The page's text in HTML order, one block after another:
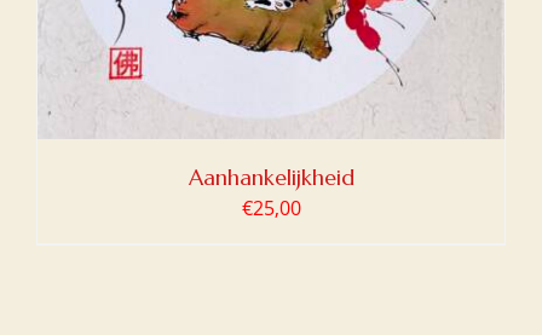
Aanhankelijkheid
€25,00